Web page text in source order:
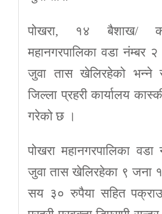
पोखरा, १४ बैशाख/
महानगरपालिका वडा नंम्बर
जुवा तास खेलिरहेको भन्ने
जिल्ला प्रहरी कार्यालय
गरेको छ ।
पोखरा महानगरपालिका
जुवा तास खेलिरहेका ९ जना
सय ३० रुपैया सहित